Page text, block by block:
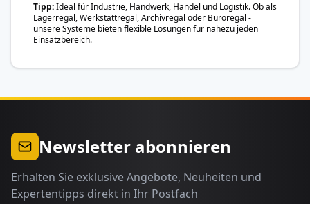
Tipp Ideal für Industrie, Handwerk, Handel und Logistik. Ob als
Lagerregal, Werkstattregal, Archivregal oder Büroregal -
unsere Systeme bieten flexible Lösungen für nahezu jeden
Einsatzbereich.
Newsletter abonnieren
Erhalten Sie exklusive Angebote, Neuheiten und
Expertentipps direkt in Ihr Postfach